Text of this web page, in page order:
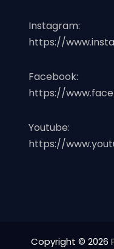
Instagram:
https://
Facebook:
https://
Youtube:
https://
Copyright © 2026